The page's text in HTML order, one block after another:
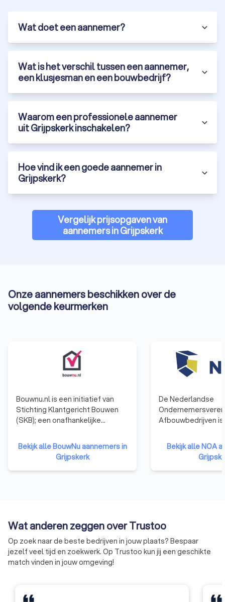
Wat doet een aannemer?
Wat is het verschil tussen een aannemer,
een klusjesman en een bouwbedrijf?
Waarom een professionele aannemer
uit Grijpskerk inschakelen?
Hoe vind ik een goede aannemer in
Grijpskerk?
Vergelijk prijsopgaven van
aannemers in Grijpskerk
Onze aannemers beschikken over de
volgende keurmerken
Bouwnu.nl is een initiatief van
Stichting Klantgericht Bouwen
(SKB); een onafhankelijke
Op basis van duizenden reviews
en informatie over bedrijven
helpt bouwnu.nl je bij het vinden
van een goede aannemer voor je
voorbereid aan je project start.
Bekijk alle BouwNu aannemers in
Grijpskerk
De Nederlandse
Afbouwbedrijven
ondernemers van
stukadoors-,
blokkenstel-,
Bekijk alle NOA
Wat anderen zeggen over Trustoo
Op zoek naar de beste bedrijven in jouw plaats? Bespaar
jezelf veel tijd en zoekwerk. Op Trustoo kun jij een geschikte
match vinden in jouw omgeving!